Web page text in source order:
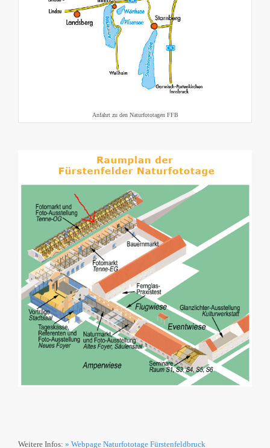
Anfahrt zu den Naturfototagen FFB
Weitere Infos: » Webpage Naturfototage Fürstenfeldbruck